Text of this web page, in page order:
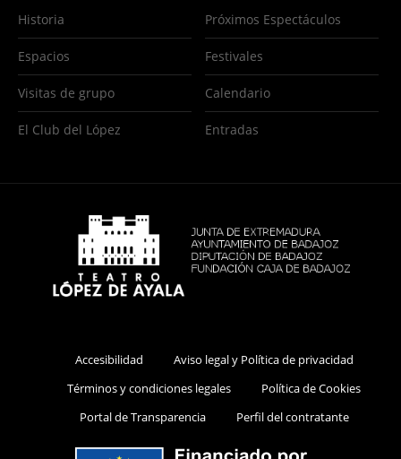
Historia
Espacios
Visitas de grupo
El Club del López
Próximos Espectáculos
Festivales
Calendario
Entradas
Accesibilidad
Aviso legal y Política de privacidad
Términos y condiciones legales
Política de Cookies
Portal de Transparencia
Perfil del contratante